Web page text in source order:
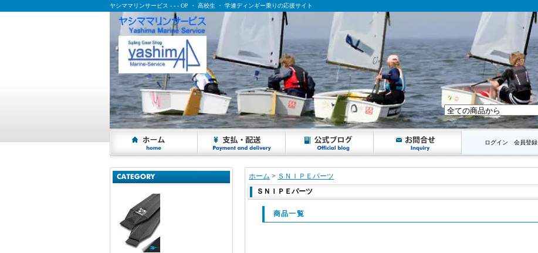
ヤシママリンサービス - - - OP ・ 高校生 ・ 学連ディンギー乗りの応援サイト
会員登録
ログイン
ホーム > ＳＮＩＰＥパーツ
ＳＮＩＰＥパーツ
商品一覧